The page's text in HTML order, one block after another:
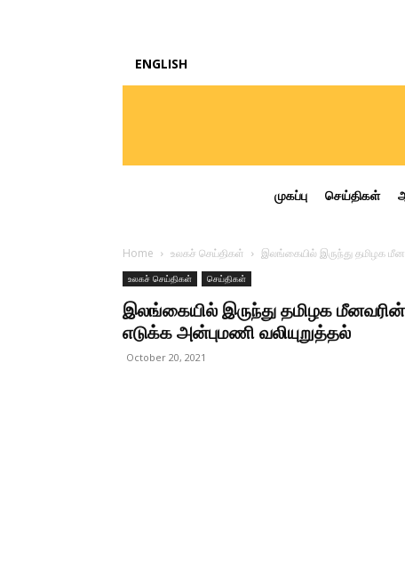
ENGLISH
முகப்பு செய்திகள்
Home உலகச் செய்திகள் இலங்கையில் இருந்து தமிழக
உலகச் செய்திகள் செய்திகள்
இலங்கையில் இருந்து தமிழக
எடுக்க அன்புமணி வலியுறுத்தல்
October 20, 2021